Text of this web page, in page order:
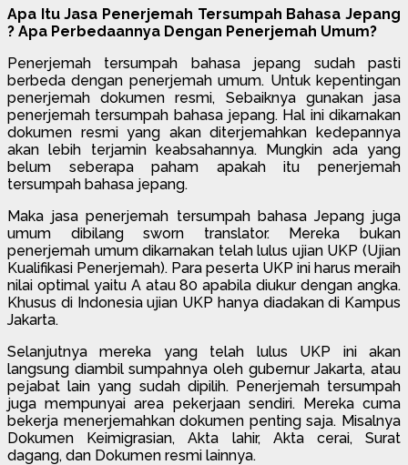
Apa Itu Jasa Penerjemah Tersumpah Bahasa Jepang
? Apa Perbedaannya Dengan Penerjemah Umum?
Penerjemah tersumpah bahasa jepang sudah pasti
berbeda dengan penerjemah umum. Untuk kepentingan
penerjemah dokumen resmi, Sebaiknya gunakan jasa
penerjemah tersumpah bahasa jepang. Hal ini dikarnakan
dokumen resmi yang akan diterjemahkan kedepannya
akan lebih terjamin keabsahannya. Mungkin ada yang
belum seberapa paham apakah itu penerjemah
tersumpah bahasa jepang.
Maka jasa penerjemah tersumpah bahasa Jepang juga
umum dibilang sworn translator. Mereka bukan
penerjemah umum dikarnakan telah lulus ujian UKP (Ujian
Kualifikasi Penerjemah). Para peserta UKP ini harus meraih
nilai optimal yaitu A atau 80 apabila diukur dengan angka.
Khusus di Indonesia ujian UKP hanya diadakan di Kampus
Jakarta.
Selanjutnya mereka yang telah lulus UKP ini akan
langsung diambil sumpahnya oleh gubernur Jakarta, atau
pejabat lain yang sudah dipilih. Penerjemah tersumpah
juga mempunyai area pekerjaan sendiri. Mereka cuma
bekerja menerjemahkan dokumen penting saja. Misalnya
Dokumen Keimigrasian, Akta lahir, Akta cerai, Surat
dagang, dan Dokumen resmi lainnya.